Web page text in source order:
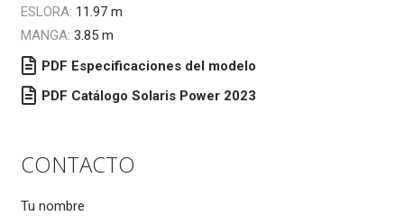
ESLORA: 11.97 m
MANGA: 3.85 m
PDF Especificaciones del modelo
PDF Catálogo Solaris Power 2023
CONTACTO
Tu nombre